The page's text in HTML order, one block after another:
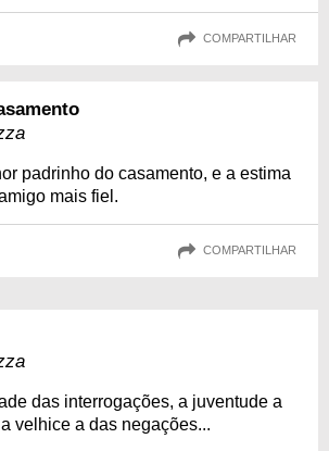
COMPARTILHAR
padrinho do casamento, e a estima
mais fiel.
COMPARTILHAR
das interrogações, a juventude a
velhice a das negações...